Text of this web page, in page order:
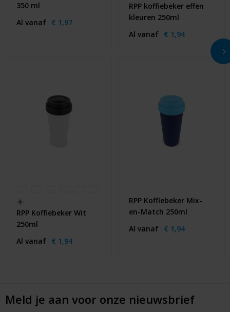
350 ml
Al vanaf € 1,97
RPP koffiebeker effen
kleuren 250ml
Al vanaf € 1,94
RPP Koffiebeker Wit
250ml
Al vanaf € 1,94
RPP Koffiebeker Mix-
en-Match 250ml
Al vanaf € 1,94
Meld je aan voor onze nieuwsbrief